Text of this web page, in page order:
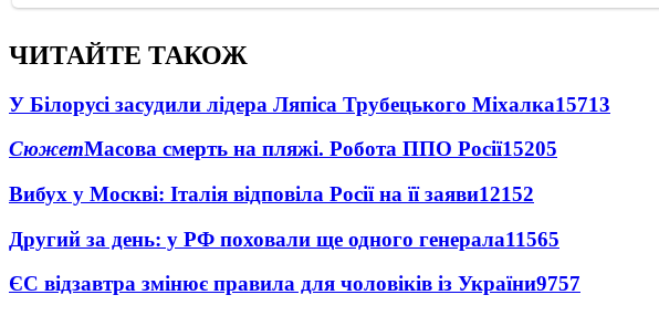
ЧИТАЙТЕ ТАКОЖ
У Білорусі засудили лідера Ляпіса Трубецького Міхалка15713
СюжетМасова смерть на пляжі. Робота ППО Росії15205
Вибух у Москві: Італія відповіла Росії на її заяви12152
Другий за день: у РФ поховали ще одного генерала11565
ЄС відзавтра змінює правила для чоловіків із України9757